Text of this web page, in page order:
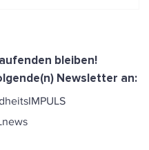
bleiben!
Newsletter an: